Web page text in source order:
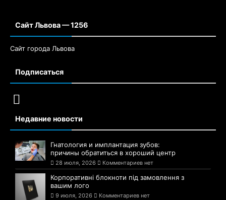
Сайт Львова — 1256
Сайт города Львова
Подписаться
Недавние новости
Гнатология и имплантация зубов:
причины обратиться в хороший центр
28 июля, 2026 Комментариев нет
Корпоративні блокноти під замовлення з
вашим лого
9 июля, 2026 Комментариев нет